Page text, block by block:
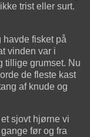
trist eller surt.
havde fisket på
vinden var i
tillige grumset. Nu
de fleste kast
af knude og
sjovt hjørne vi
før og fra